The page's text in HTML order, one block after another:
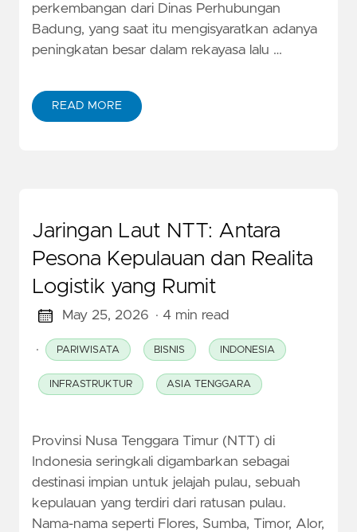
perkembangan dari Dinas Perhubungan
Badung, yang saat itu mengisyaratkan adanya
peningkatan besar dalam rekayasa lalu …
READ MORE
Jaringan Laut NTT: Antara
Pesona Kepulauan dan Realita
Logistik yang Rumit
May 25, 2026 · 4 min read
· PARIWISATA BISNIS INDONESIA
INFRASTRUKTUR ASIA TENGGARA
Provinsi Nusa Tenggara Timur (NTT) di
Indonesia seringkali digambarkan sebagai
destinasi impian untuk jelajah pulau, sebuah
kepulauan yang terdiri dari ratusan pulau.
Nama-nama seperti Flores, Sumba, Timor, Alor,